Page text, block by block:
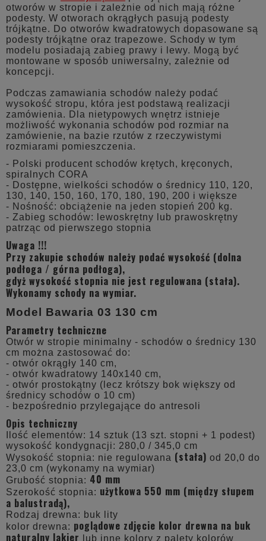
otworów w stropie i zależnie od nich mają różne
podesty. W otworach okrągłych pasują podesty
trójkątne. Do otworów kwadratowych dopasowane są
podesty trójkątne oraz trapezowe. Schody w tym
modelu posiadają zabieg prawy i lewy. Mogą być
montowane w sposób uniwersalny, zależnie od
koncepcji.
Podczas zamawiania schodów należy podać
wysokość stropu, która jest podstawą realizacji
zamówienia. Dla nietypowych wnętrz istnieje
możliwość wykonania schodów pod rozmiar na
zamówienie, na bazie rzutów z rzeczywistymi
rozmiarami pomieszczenia.
- Polski producent schodów krętych, kręconych,
spiralnych CORA
- Dostępne, wielkości schodów o średnicy 110, 120,
130, 140, 150, 160, 170, 180, 190, 200 i większe
- Nośność: obciążenie na jeden stopień 200 kg.
- Zabieg schodów: lewoskrętny lub prawoskrętny
patrząc od pierwszego stopnia
Uwaga !!!
Przy zakupie schodów należy podać wysokość (dolna
podłoga / górna podłoga),
gdyż wysokość stopnia nie jest regulowana (stała).
Wykonamy schody na wymiar.
Model Bawaria 03 130 cm
Parametry techniczne
Otwór w stropie minimalny - schodów o średnicy 130
cm można zastosować do:
- otwór okrągły 140 cm,
- otwór kwadratowy 140x140 cm,
- otwór prostokątny (lecz krótszy bok większy od
średnicy schodów o 10 cm)
- bezpośrednio przylegające do antresoli
Opis techniczny
Ilość elementów: 14 sztuk (13 szt. stopni + 1 podest)
wysokość kondygnacji: 280,0 / 345,0 cm
Wysokość stopnia: nie regulowana (stała) od 20,0 do
23,0 cm (wykonamy na wymiar)
Grubość stopnia: 40 mm
Szerokość stopnia: użytkowa 550 mm (między słupem
a balustradą),
Rodzaj drewna: buk lity
kolor drewna: poglądowe zdjęcie kolor drewna na buk
naturalny lakier
lub inne kolory z palety kolorów